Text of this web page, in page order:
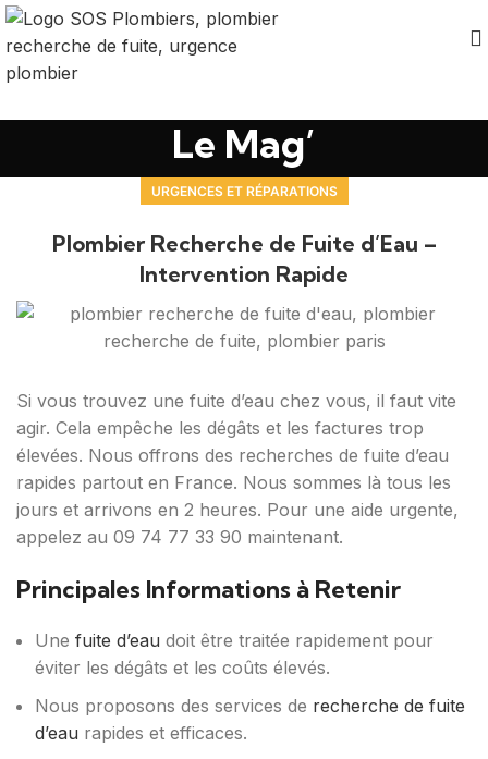
Le Mag’
URGENCES ET RÉPARATIONS
Plombier Recherche de Fuite d’Eau –
Intervention Rapide
Si vous trouvez une fuite d’eau chez vous, il faut vite
agir. Cela empêche les dégâts et les factures trop
élevées. Nous offrons des recherches de fuite d’eau
rapides partout en France. Nous sommes là tous les
jours et arrivons en 2 heures. Pour une aide urgente,
appelez au 09 74 77 33 90 maintenant.
Principales Informations à Retenir
Une fuite d’eau doit être traitée rapidement pour
éviter les dégâts et les coûts élevés.
Nous proposons des services de recherche de fuite
d’eau rapides et efficaces.